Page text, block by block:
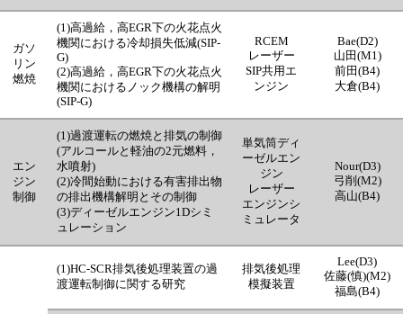
ガソ
リン
燃焼
(1)高過給，高EGR下の火花点火
機関における冷却損失低減(SIP-
G)
(2)高過給，高EGR下の火花点火
機関におけるノック機構の解明
(SIP-G)
RCEM
レーザー
SIP共用エ
ンジン
Bae(D2)
山田(M1)
前田(B4)
大倉(B4)
エン
ジン
制御
(1)過渡運転の燃焼と排気の制御
(アルコールと軽油の2元燃料，
水噴射)
(2)冷間始動における有害排出物
の排出機構解明とその制御
(3)ディーゼルエンジン1Dシミ
ュレーション
単気筒ディ
ーゼルエン
ジン
レーザー
エンジンシ
ミュレータ
Nour(D3)
弓削(M2)
高山(B4)
(1)HC-SCR排気後処理装置の過
渡運転制御に関する研究
排気後処理
模擬装置
Lee(D3)
佐藤(慎)(M2)
福島(B4)